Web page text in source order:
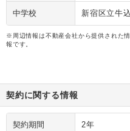
中学校 新宿区立牛
※周辺情報は不動産会社から提供された
報です。
契約に関する情報
契約期間 2年